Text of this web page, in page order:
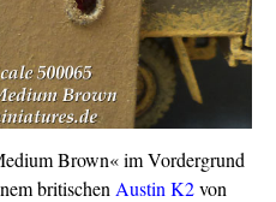
Brown« im Vordergrund
britischen Austin K2von